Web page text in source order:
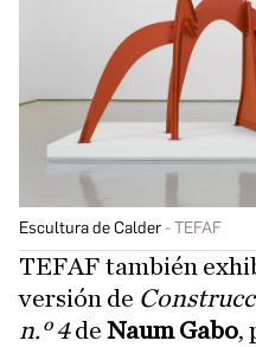
Escultura de Calder TEFAF
TEFAF también
versión de
n.º 4de Naum Gabo,